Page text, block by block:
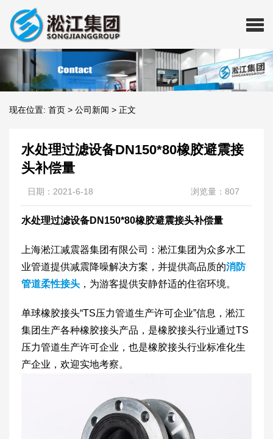
现在位置: 首页 > 公司新闻 > 正文
水处理过滤设备DN150*80橡胶避震接
头补偿量
日期：2021-6-18 浏览量：807
水处理过滤设备DN150*80橡胶避震接头补偿量
上海淞江减震器集团有限公司：淞江集团为众多水工
业管道提供减震降噪解决方案，并提供高品质的消防
管道柔性接头 ，为游客提供安静舒适的住宿环境。
单球橡胶接头“TS压力管道生产许可企业”信息，淞江
集团生产各种橡胶接头产品，是橡胶接头行业通过TS
压力管道生产许可企业，也是橡胶接头行业标准化生
产企业，欢迎实地考察。